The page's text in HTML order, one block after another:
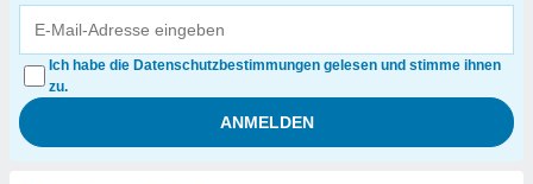
Ich habe die Datenschutzbestimmungen gelesen und stimme ihnen
zu.